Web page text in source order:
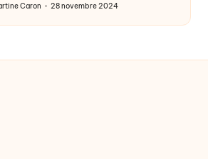
Caron 28 novembre 2024